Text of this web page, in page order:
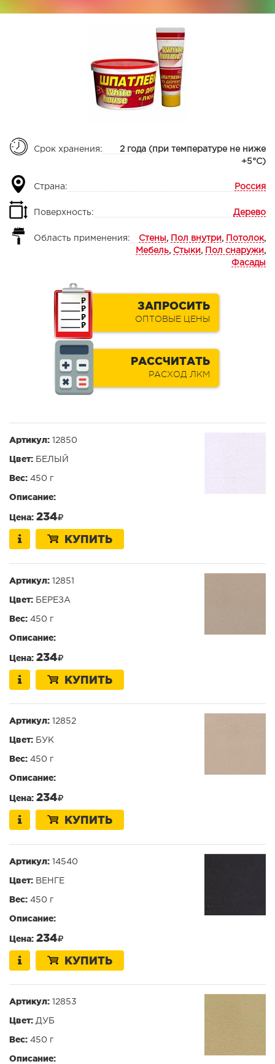
Срок хранения:
2 года (при температуре не ниже
+5°С)
Страна: Россия
Поверхность: Дерево
Область применения: Стены , Пол внутри , Потолок,
Мебель, Стыки , Пол снаружи ,
Фасады
ЗАПРОСИТЬ
ОПТОВЫЕ ЦЕНЫ
РАССЧИТАТЬ
РАСХОД ЛКМ
Артикул: 12850
Цвет: БЕЛЫЙ
Вес: 450 г
Описание:
Цена: 234
КУПИТЬ
Артикул: 12851
Цвет: БЕРЕЗА
Вес: 450 г
Описание:
Цена: 234
КУПИТЬ
Артикул: 12852
Цвет: БУК
Вес: 450 г
Описание:
Цена: 234
КУПИТЬ
Артикул: 14540
Цвет: ВЕНГЕ
Вес: 450 г
Описание:
Цена: 234
КУПИТЬ
Артикул: 12853
Цвет: ДУБ
Вес: 450 г
Описание: